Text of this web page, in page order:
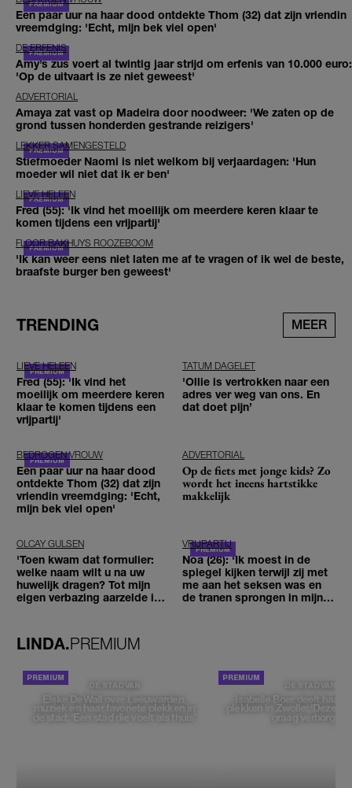
Een paar uur na haar dood ontdekte Thom (32) dat zijn vriendin
vreemdging: 'Echt, mijn bek viel open'
DE ERFENIS
Amy’s zus voert al twintig jaar strijd om erfenis van 10.000 euro:
'Op de uitvaart is ze niet geweest'
ADVERTORIAL
Amaya zat vast op Madeira door noodweer: 'We zaten op de
grond tussen honderden gestrande reizigers'
LEKKER SAMENGESTELD
Stiefmoeder Naomi is niet welkom bij verjaardagen: 'Hun
moeder wil niet dat ik er ben'
LIEVE HELEEN
Fred (55): 'Ik vind het moeilijk om meerdere keren klaar te
komen tijdens een vrijpartij'
FLOOR BAKHUYS ROOZEBOOM
'Ik kan weer eens niet laten me af te vragen of ik wel de beste,
braafste burger ben geweest'
TRENDING MEER
LIEVE HELEEN
Fred (55): 'Ik vind het
moeilijk om meerdere keren
klaar te komen tijdens een
vrijpartij'
TATUM DAGELET
'Ollie is vertrokken naar een
adres ver weg van ons. En
dat doet pijn’
BEDROGEN VROUW
Een paar uur na haar dood
ontdekte Thom (32) dat zijn
vriendin vreemdging: 'Echt,
mijn bek viel open'
ADVERTORIAL
Op de fiets met jonge kids? Zo
wordt het ineens hartstikke
makkelijk
OLCAY GULSEN
'Toen kwam dat formulier:
welke naam wilt u na uw
huwelijk dragen? Tot mijn
eigen verbazing aarzelde ik
VRIJPARTIJ
Noa (26): 'Ik moest in de
spiegel kijken terwijl zij met
me aan het seksen was en
de tranen sprongen in mijn
LINDA.PREMIUM
DE STAD VAN
Elske DeWall over Leeuwarden,
muziek en haar favoriete plekken in
de stad: 'Een stad die voelt als thuis'
DE STAD VAN
Isabelle Boer deelt haar
plekken in Zwolle: 'Deze
graag verborgen'